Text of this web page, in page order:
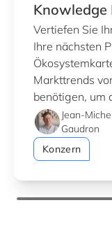
Knowledge
Vertiefen Sie
Ihre nächsten
Markttrends
benötigen, um
Luxemburgs
Jean-Michel
Gaudron
Konzern